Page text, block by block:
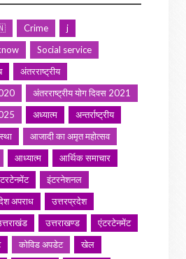
Crime
j
Social service
अंतरराष्ट्रीय
अंतरराष्ट्रीय योग दिवस 2021
अध्यात्म
अन्तर्राष्ट्रीय
आजादी का अमृत महोत्सव
आध्यात्म
आर्थिक समाचार
इंटरनेशनल
अपराध
उत्तरप्रदेश
उत्तराखण्ड
एंटरटेनमेंट
कोविड अपडेट
खेल